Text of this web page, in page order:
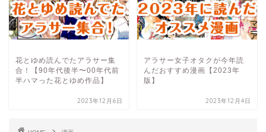
花とゆめ読んでたアラサー集
合！【90年代後半〜00年代前
半ハマった花とゆめ作品】
2023年12月6日
アラサー女子オタクが今年読
んだおすすめ漫画【2023年
版】
2023年12月4日